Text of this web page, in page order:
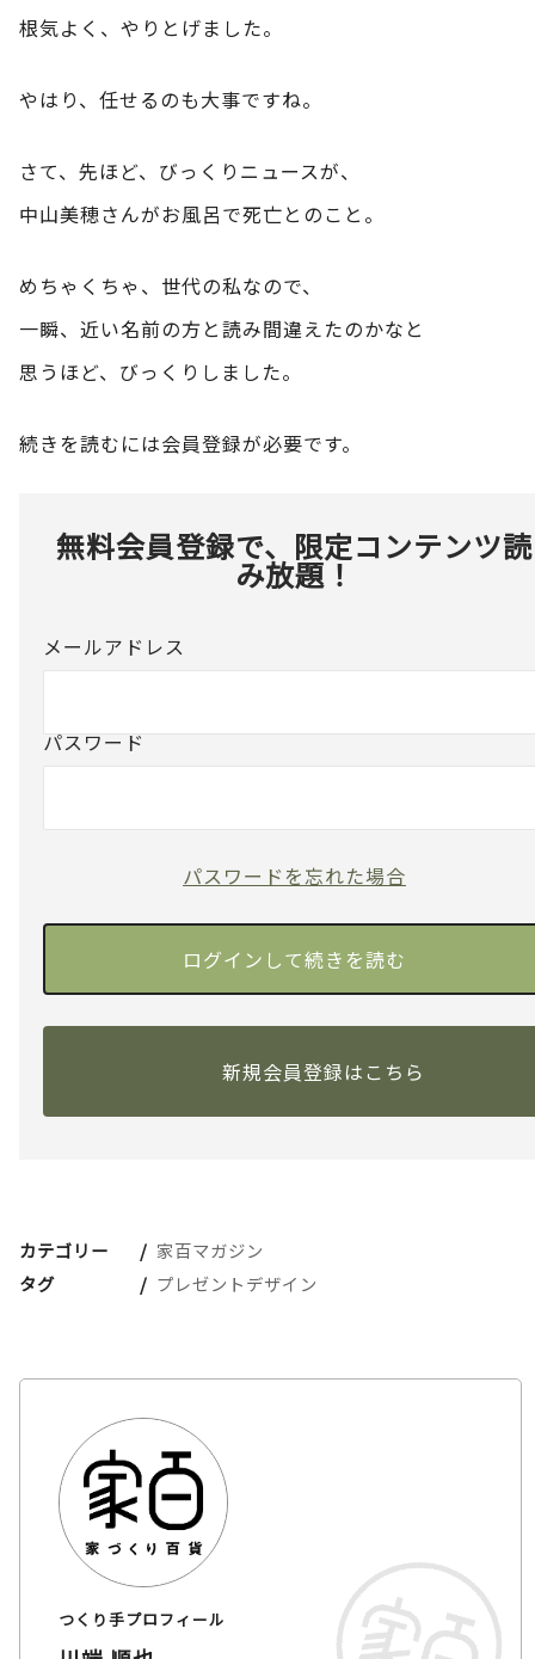
根気よく、やりとげました。
やはり、任せるのも大事ですね。
さて、先ほど、びっくりニュースが、
中山美穂さんがお風呂で死亡とのこと。
めちゃくちゃ、世代の私なので、
一瞬、近い名前の方と読み間違えたのかなと
思うほど、びっくりしました。
続きを読むには会員登録が必要です。
無料会員登録で、限定コンテンツ読
み放題！
メールアドレス
パスワード
パスワードを忘れた場合
新規会員登録はこちら
カテゴリー
家百マガジン
タグ
プレゼントデザイン
つくり手プロフィール